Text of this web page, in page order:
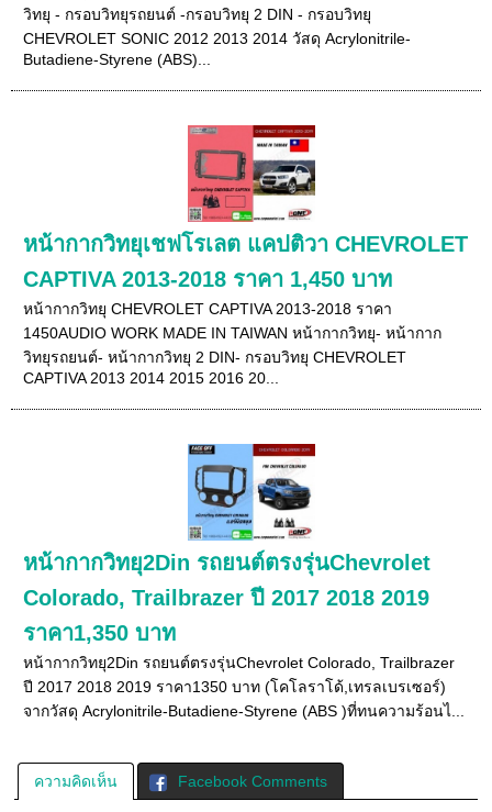
วิทยุ - กรอบวิทยุรถยนต์ -กรอบวิทยุ 2 DIN - กรอบวิทยุ
CHEVROLET SONIC 2012 2013 2014 วัสดุ Acrylonitrile-
Butadiene-Styrene (ABS)...
หน้ากากวิทยุเชฟโรเลต แคปติวา CHEVROLET
CAPTIVA 2013-2018 ราคา 1,450 บาท
หน้ากากวิทยุ CHEVROLET CAPTIVA 2013-2018 ราคา
1450AUDIO WORK MADE IN TAIWAN หน้ากากวิทยุ- หน้ากาก
วิทยุรถยนต์- หน้ากากวิทยุ 2 DIN- กรอบวิทยุ CHEVROLET
CAPTIVA 2013 2014 2015 2016 20...
หน้ากากวิทยุ2Din รถยนต์ตรงรุ่นChevrolet
Colorado, Trailbrazer ปี 2017 2018 2019
ราคา1,350 บาท
หน้ากากวิทยุ2Din รถยนต์ตรงรุ่นChevrolet Colorado, Trailbrazer
ปี 2017 2018 2019 ราคา1350 บาท (โคโลราโด้,เทรลเบรเซอร์)
จากวัสดุ Acrylonitrile-Butadiene-Styrene (ABS )ที่ทนความร้อนไ...
ความคิดเห็น Facebook Comments